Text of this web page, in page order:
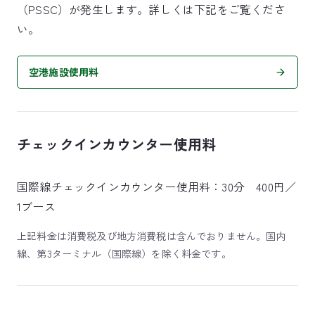
（PSSC）が発生します。詳しくは下記をご覧くださ
い。
空港施設使用料
チェックインカウンター使用料
国際線チェックインカウンター使用料：30分 400円／
1ブース
上記料金は消費税及び地方消費税は含んでおりません。国内
線、第3ターミナル（国際線）を除く料金です。